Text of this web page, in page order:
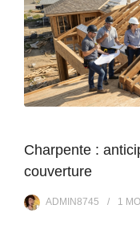
Charpente :
couverture
ADMIN8745 1